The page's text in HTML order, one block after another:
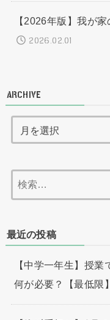
【2026年版】我が
2026.02.01
ARCHIVE
最近の投稿
【中学一年生】授
何が必要？【最低限】